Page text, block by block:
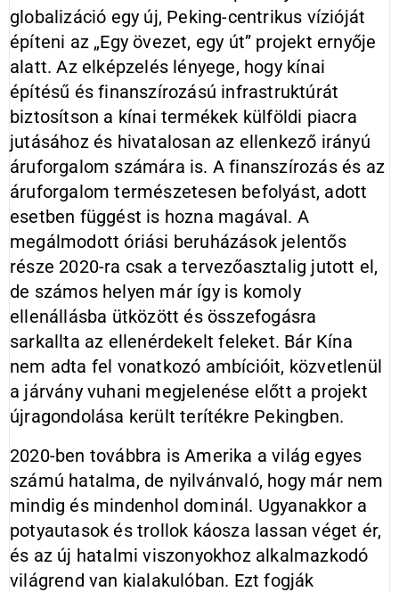
globalizáció egy új, Peking-centrikus vízióját
építeni az „Egy övezet, egy út” projekt ernyője
alatt. Az elképzelés lényege, hogy kínai
építésű és finanszírozású infrastruktúrát
biztosítson a kínai termékek külföldi piacra
jutásához és hivatalosan az ellenkező irányú
áruforgalom számára is. A finanszírozás és az
áruforgalom természetesen befolyást, adott
esetben függést is hozna magával. A
megálmodott óriási beruházások jelentős
része 2020-ra csak a tervezőasztalig jutott el,
de számos helyen már így is komoly
ellenállásba ütközött és összefogásra
sarkallta az ellenérdekelt feleket. Bár Kína
nem adta fel vonatkozó ambícióit, közvetlenül
a járvány vuhani megjelenése előtt a projekt
újragondolása került terítékre Pekingben.
2020-ben továbbra is Amerika a világ egyes
számú hatalma, de nyilvánvaló, hogy már nem
mindig és mindenhol dominál. Ugyanakkor a
potyautasok és trollok káosza lassan véget ér,
és az új hatalmi viszonyokhoz alkalmazkodó
világrend van kialakulóban. Ezt fogják